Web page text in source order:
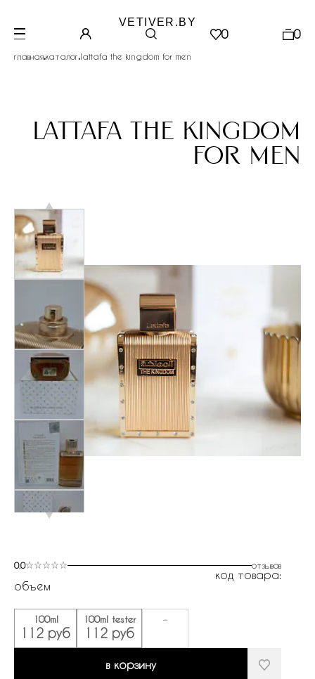
VETIVER.BY
0 0
главная.каталог.lattafa the kingdom for men
lattafa the kingdom
for men
0.0 отзывов
код товара:
объем
100ml
112 руб
100ml tester
112 руб
-
в корзину